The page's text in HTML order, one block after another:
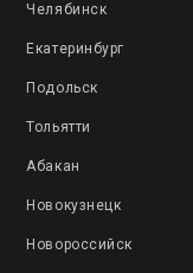
Челябинск
Екатеринбург
Подольск
Тольятти
Абакан
Новокузнецк
Новороссийск